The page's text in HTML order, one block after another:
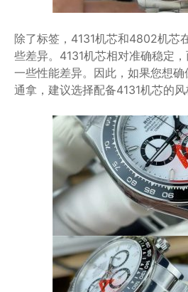
除了标签，4131机芯和4802机芯
些差异。4131机芯相对准确稳定
一些性能差异。因此，如果您想
通拿，建议选择配备4131机芯的风